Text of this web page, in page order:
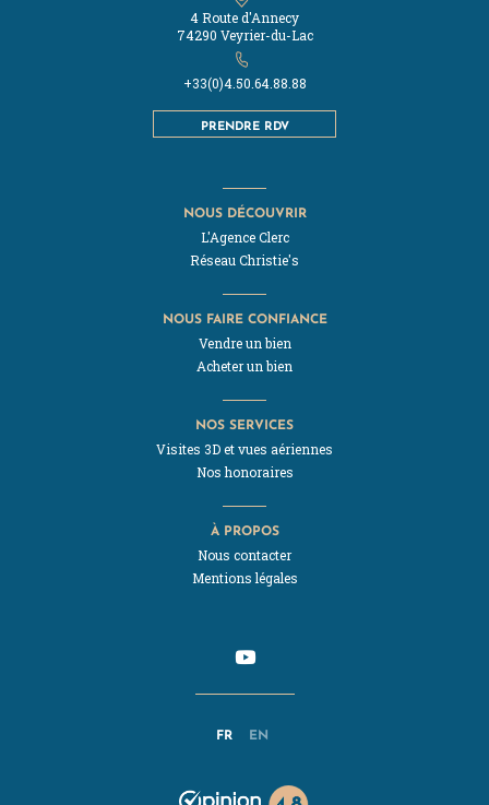
4 Route d'Annecy
74290 Veyrier-du-Lac
+33(0)4.50.64.88.88
PRENDRE RDV
FR EN
NOUS DÉCOUVRIR
L'Agence Clerc
Réseau Christie's
NOUS FAIRE CONFIANCE
Vendre un bien
Acheter un bien
NOS SERVICES
Visites 3D et vues aériennes
Nos honoraires
À PROPOS
Nous contacter
Mentions légales